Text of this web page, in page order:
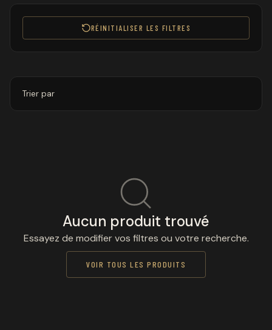
RÉINITIALISER LES FILTRES
Trier par
Aucun produit trouvé
Essayez de modifier vos filtres ou votre recherche.
VOIR TOUS LES PRODUITS